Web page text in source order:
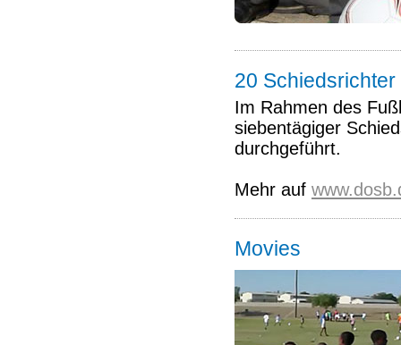
20
Im Rahmen des
siebentägiger
durchgeführt.
Mehr auf
Movies